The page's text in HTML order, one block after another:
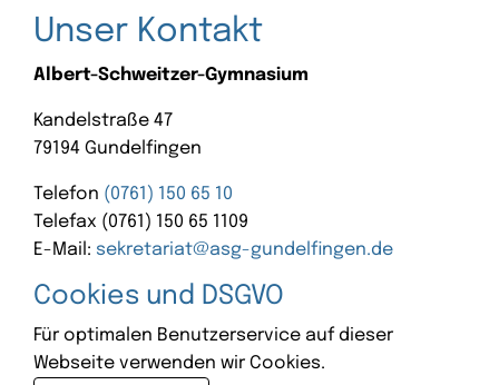
Unser Kontakt
Albert-Schweitzer-Gymnasium
Kandelstraße 47
79194 Gundelfingen
Telefon (0761) 150 65 10
Telefax (0761) 150 65 1109
E-Mail: sekretariat@asg-gundelfingen.de
Cookies und DSGVO
Für optimalen Benutzerservice auf dieser
Webseite verwenden wir Cookies.